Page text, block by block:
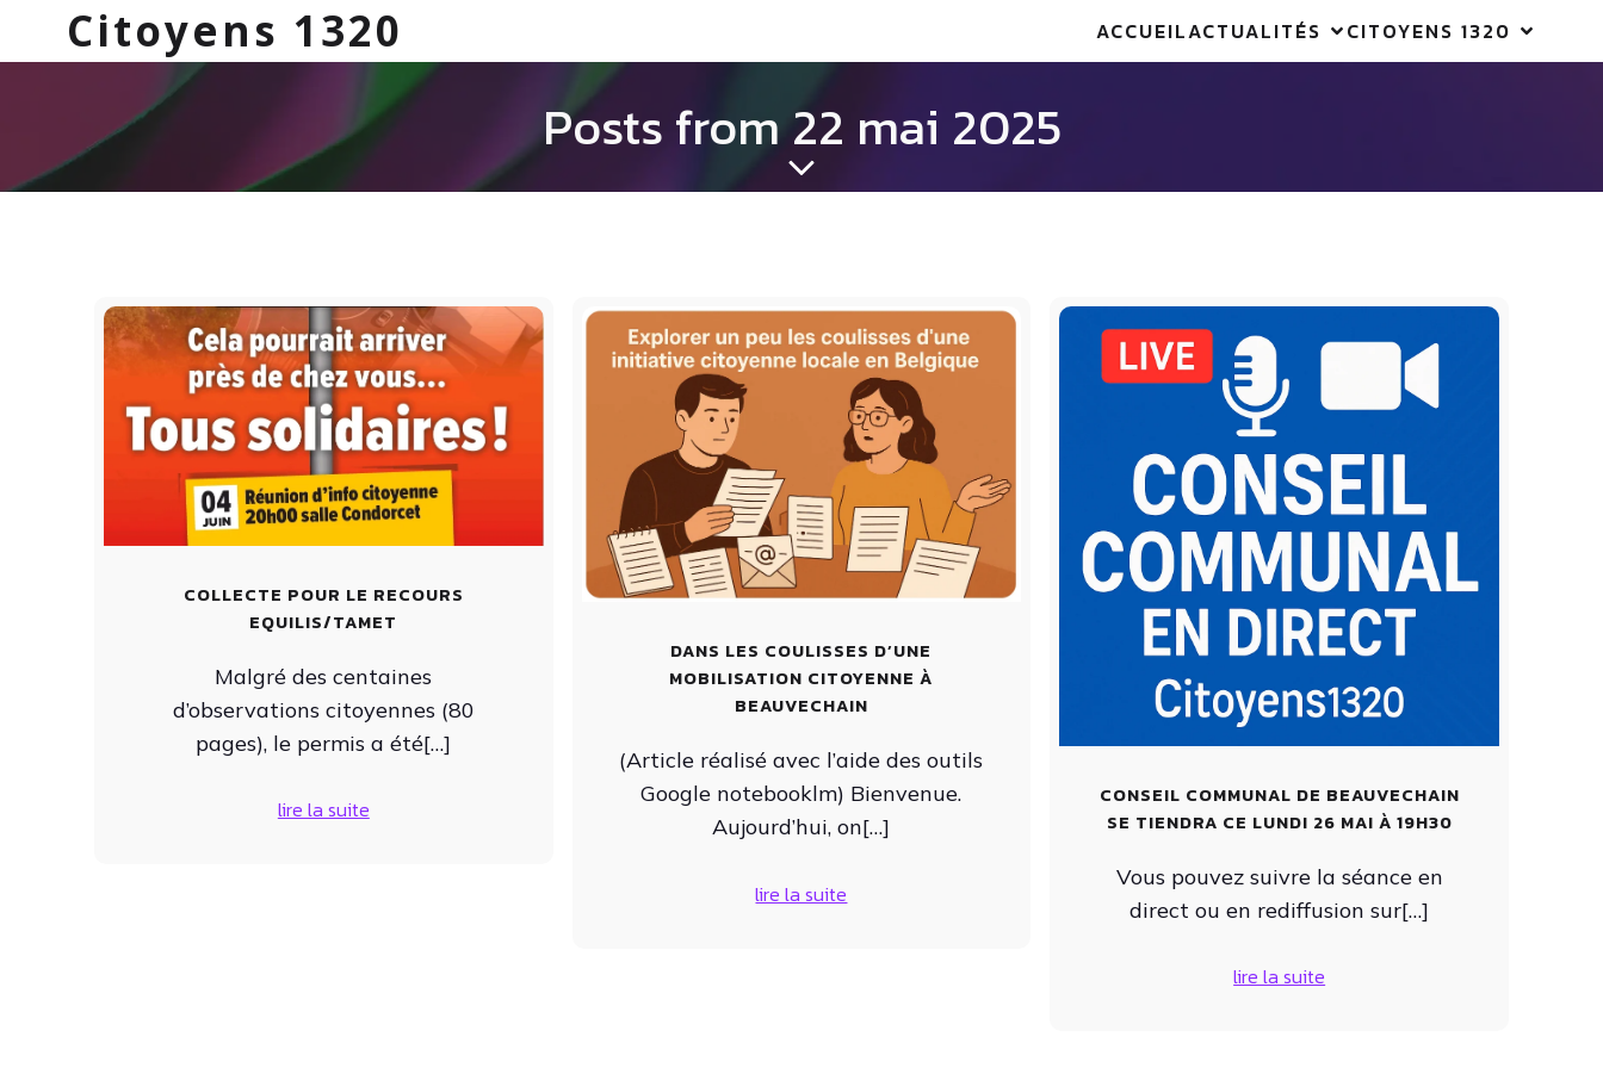
Citoyens 1320 ACCUEILACTUALITÉS CITOYENS 1320
Posts from 22 mai 2025
COLLECTE POUR LE RECOURS
EQUILIS/TAMET
Malgré des centaines
d’observations citoyennes (80
pages), le permis a été[…]
lire la suite
DANS LES COULISSES D’UNE
MOBILISATION CITOYENNE À
BEAUVECHAIN
(Article réalisé avec l’aide des outils
Google notebooklm) Bienvenue.
Aujourd’hui, on[…]
lire la suite
CONSEIL COMMUNAL DE BEAUVECHAIN
SE TIENDRA CE LUNDI 26 MAI À 19H30
Vous pouvez suivre la séance en
direct ou en rediffusion sur[…]
lire la suite